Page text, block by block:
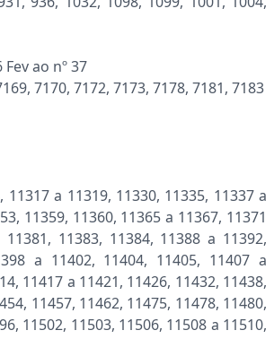
ao nº 37
7170, 7172, 7173, 7178, 7181, 7183
11317 a 11319, 11330, 11335, 11337 a
11359, 11360, 11365 a 11367, 11371
11383, 11384, 11388 a 11392,
a 11402, 11404, 11405, 11407 a
11417 a 11421, 11426, 11432, 11438,
11457, 11462, 11475, 11478, 11480,
11502, 11503, 11506, 11508 a 11510,